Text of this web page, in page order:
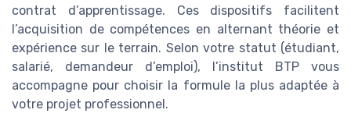
contrat d’apprentissage. Ces dispositifs facilitent
l’acquisition de compétences en alternant théorie et
expérience sur le terrain. Selon votre statut (étudiant,
salarié, demandeur d’emploi), l’institut BTP vous
accompagne pour choisir la formule la plus adaptée à
votre projet professionnel.